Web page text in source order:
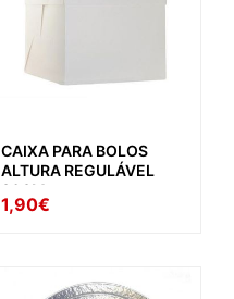
CAIXA PARA BOLOS
ALTURA REGULÁVEL
30CM
1,90€